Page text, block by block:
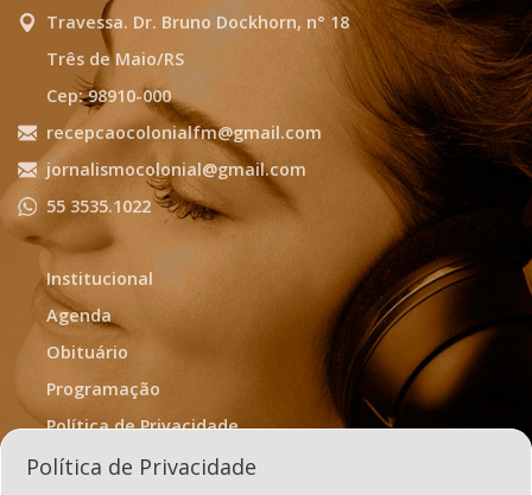
Travessa. Dr. Bruno Dockhorn, n° 18
Três de Maio/RS
Cep: 98910-000
recepcaocolonialfm@gmail.com
jornalismocolonial@gmail.com
55 3535.1022
Institucional
Agenda
Obituário
Programação
Política de Privacidade
Termos de Uso
Política de Privacidade